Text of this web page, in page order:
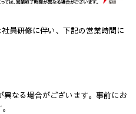
社員研修に伴い、下記の営業時間に
なる場合がございます。事前にお